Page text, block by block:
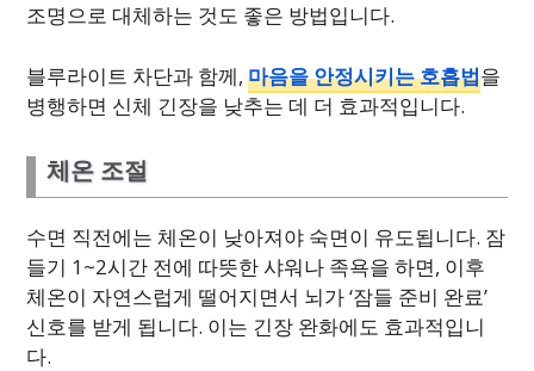
조명으로 대체하는 것도 좋은 방법입니다.
블루라이트 차단과 함께, 마음을 안정시키는 호흡법을
병행하면 신체 긴장을 낮추는 데 더 효과적입니다.
체온 조절
수면 직전에는 체온이 낮아져야 숙면이 유도됩니다. 잠
들기 1~2시간 전에 따뜻한 샤워나 족욕을 하면, 이후
체온이 자연스럽게 떨어지면서 뇌가 ‘잠들 준비 완료’
신호를 받게 됩니다. 이는 긴장 완화에도 효과적입니
다.